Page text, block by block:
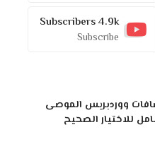
4.9k
Subscribers
Subscribe
ووردبريس الموصى
للاختيار الصحيح